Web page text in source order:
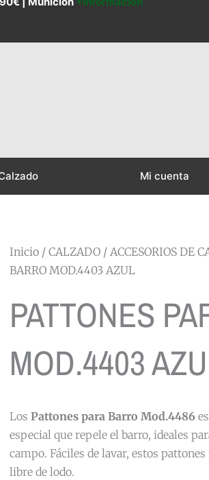
Mi cuenta
Inicio / CALZADO / ACCESORIOS DE
BARRO MOD.4403 AZUL
PATTONES
MOD.4403
Los Pattones para Barro Mod.4486
especial que repele el barro, ideales
campo. Fáciles de lavar, estos
libre de lodo.